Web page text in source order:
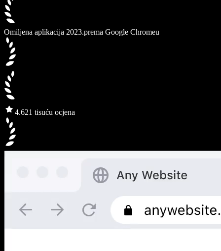
Omiljena aplikacija 2023.prema Google Chromeu
4.621 tisuću ocjena